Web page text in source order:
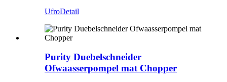
UfroDetail
Purity Duebelschneider
Ofwaasserpompel mat Chopper